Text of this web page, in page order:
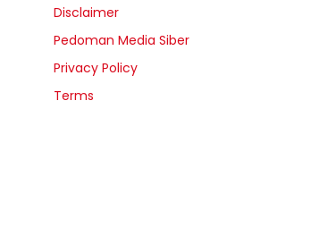
Disclaimer
Pedoman Media Siber
Privacy Policy
Terms